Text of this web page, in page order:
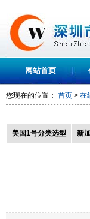
网站首页
您现在的位置： 首页 > 在
美国1号分类选型 新